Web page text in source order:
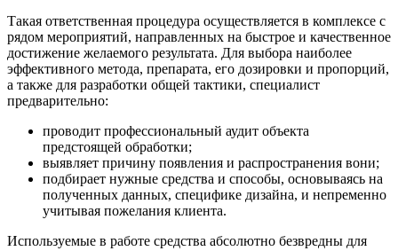
Такая ответственная процедура осуществляется в комплексе с
рядом мероприятий, направленных на быстрое и качественное
достижение желаемого результата. Для выбора наиболее
эффективного метода, препарата, его дозировки и пропорций,
а также для разработки общей тактики, специалист
предварительно:
проводит профессиональный аудит объекта
предстоящей обработки;
выявляет причину появления и распространения вони;
подбирает нужные средства и способы, основываясь на
полученных данных, специфике дизайна, и непременно
учитывая пожелания клиента.
Используемые в работе средства абсолютно безвредны для